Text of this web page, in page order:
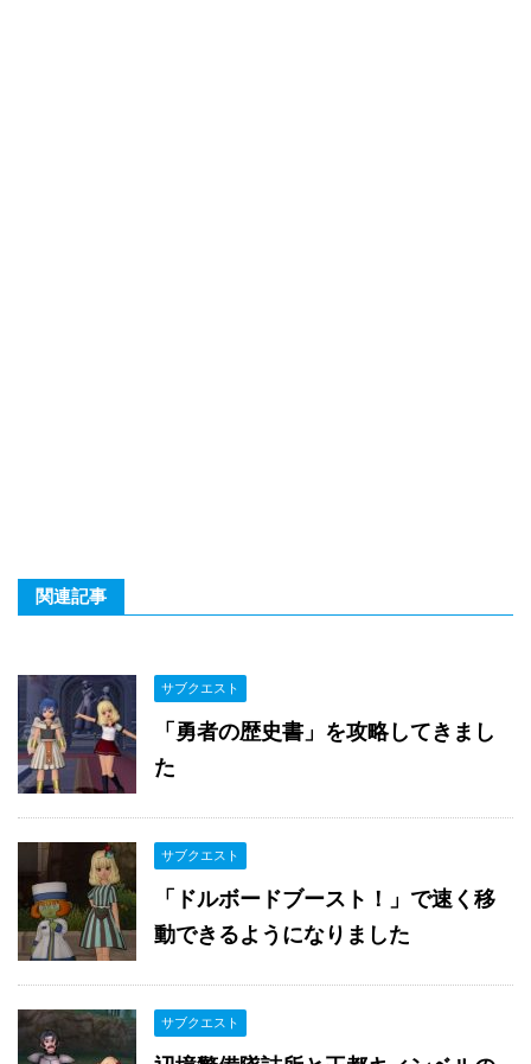
関連記事
サブクエスト
「勇者の歴史書」を攻略してきまし
た
サブクエスト
「ドルボードブースト！」で速く移
動できるようになりました
サブクエスト